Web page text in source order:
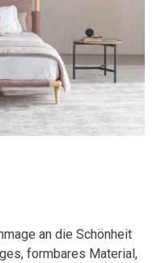
an die Schönheit
formbares Material,